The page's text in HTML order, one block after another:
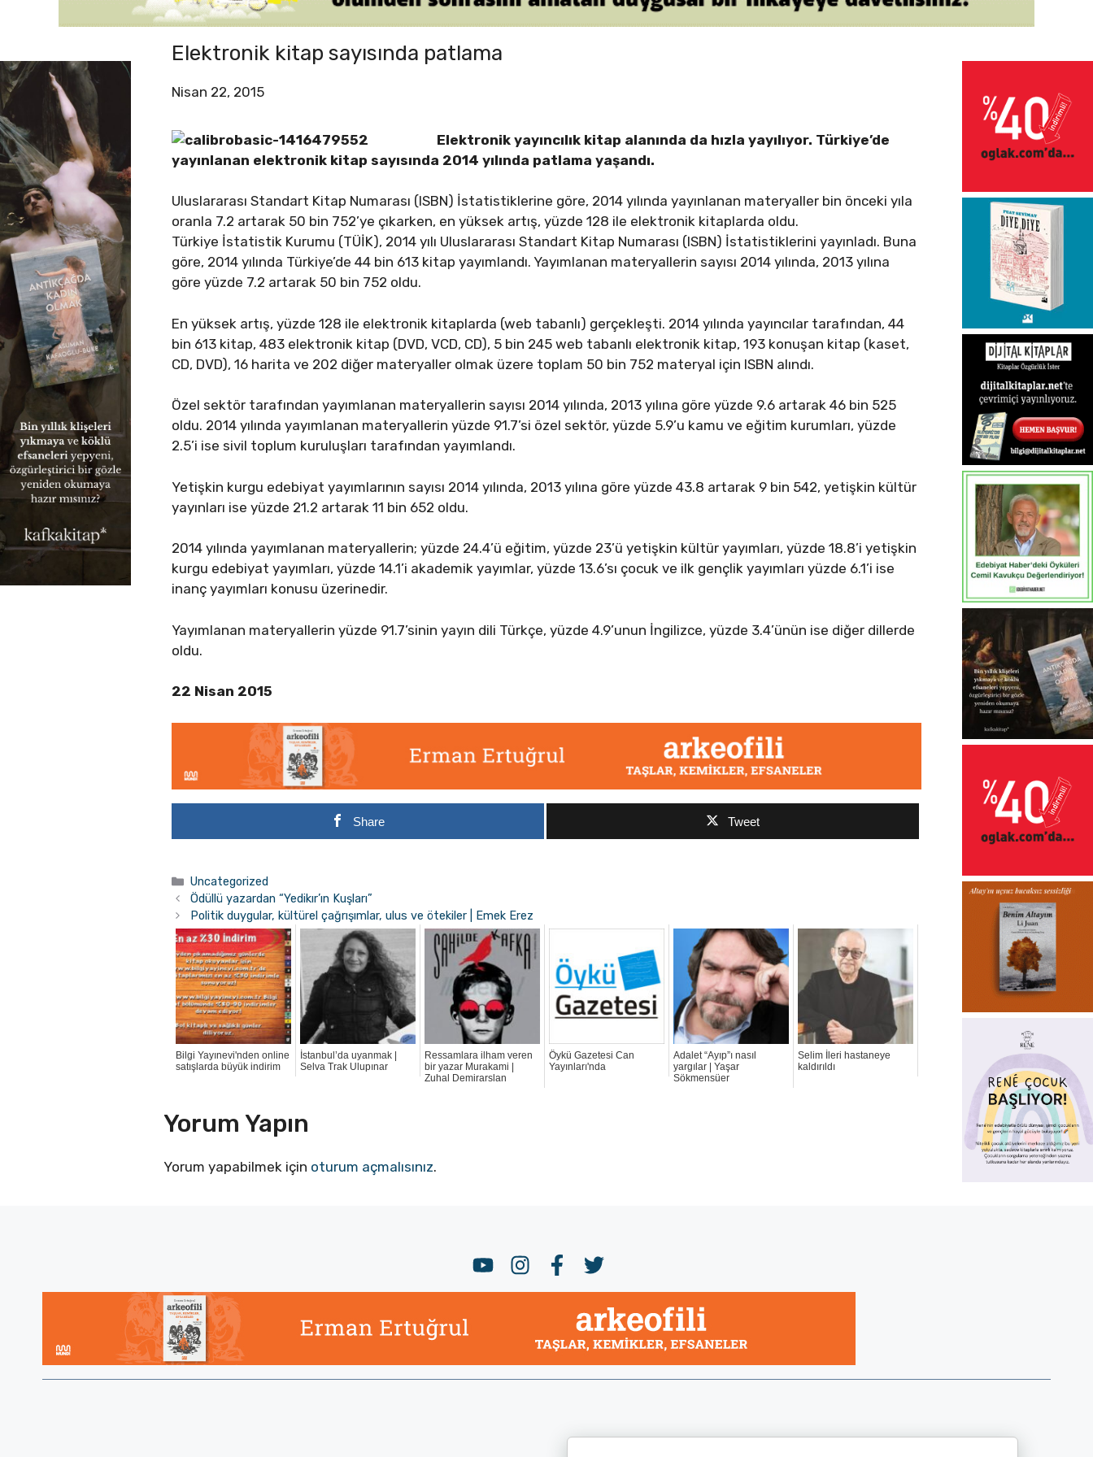
Elektronik kitap sayısında patlama
Nisan 22, 2015
Elektronik yayıncılık kitap alanında da hızla yayılıyor. Türkiye’de
yayınlanan elektronik kitap sayısında 2014 yılında patlama yaşandı.
Uluslararası Standart Kitap Numarası (ISBN) İstatistiklerine göre, 2014 yılında yayınlanan materyaller bin önceki yıla
oranla 7.2 artarak 50 bin 752’ye çıkarken, en yüksek artış, yüzde 128 ile elektronik kitaplarda oldu.
Türkiye İstatistik Kurumu (TÜİK), 2014 yılı Uluslararası Standart Kitap Numarası (ISBN) İstatistiklerini yayınladı. Buna
göre, 2014 yılında Türkiye’de 44 bin 613 kitap yayımlandı. Yayımlanan materyallerin sayısı 2014 yılında, 2013 yılına
göre yüzde 7.2 artarak 50 bin 752 oldu.
En yüksek artış, yüzde 128 ile elektronik kitaplarda (web tabanlı) gerçekleşti. 2014 yılında yayıncılar tarafından, 44
bin 613 kitap, 483 elektronik kitap (DVD, VCD, CD), 5 bin 245 web tabanlı elektronik kitap, 193 konuşan kitap (kaset,
CD, DVD), 16 harita ve 202 diğer materyaller olmak üzere toplam 50 bin 752 materyal için ISBN alındı.
Özel sektör tarafından yayımlanan materyallerin sayısı 2014 yılında, 2013 yılına göre yüzde 9.6 artarak 46 bin 525
oldu. 2014 yılında yayımlanan materyallerin yüzde 91.7’si özel sektör, yüzde 5.9’u kamu ve eğitim kurumları, yüzde
2.5’i ise sivil toplum kuruluşları tarafından yayımlandı.
Yetişkin kurgu edebiyat yayımlarının sayısı 2014 yılında, 2013 yılına göre yüzde 43.8 artarak 9 bin 542, yetişkin kültür
yayınları ise yüzde 21.2 artarak 11 bin 652 oldu.
2014 yılında yayımlanan materyallerin; yüzde 24.4’ü eğitim, yüzde 23’ü yetişkin kültür yayımları, yüzde 18.8’i yetişkin
kurgu edebiyat yayımları, yüzde 14.1’i akademik yayımlar, yüzde 13.6’sı çocuk ve ilk gençlik yayımları yüzde 6.1’i ise
inanç yayımları konusu üzerinedir.
Yayımlanan materyallerin yüzde 91.7’sinin yayın dili Türkçe, yüzde 4.9’unun İngilizce, yüzde 3.4’ünün ise diğer dillerde
oldu.
22 Nisan 2015
Share Tweet
Kategoriler
Uncategorized
Ödüllü yazardan “Yedikır’ın Kuşları”
Politik duygular, kültürel çağrışımlar, ulus ve ötekiler | Emek Erez
Bilgi Yayınevi'nden online
satışlarda büyük indirim
İstanbul’da uyanmak |
Selva Trak Ulupınar
Ressamlara ilham veren
bir yazar Murakami |
Zuhal Demirarslan
Öykü Gazetesi Can
Yayınları'nda
Adalet “Ayıp”ı nasıl
yargılar | Yaşar
Sökmensüer
Selim İleri hastaneye
kaldırıldı
Yorum Yapın
Yorum yapabilmek için oturum açmalısınız.